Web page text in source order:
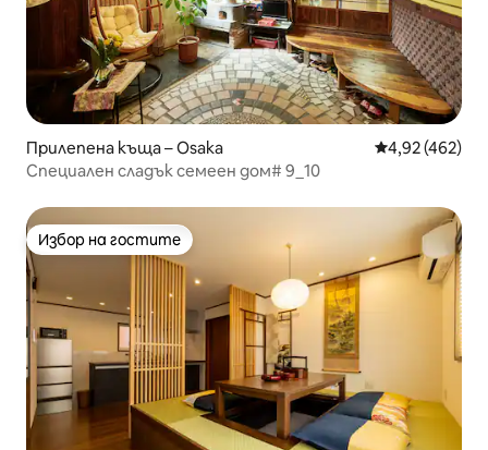
Прилепена къща – Osaka Средна
4,92 (462)
Специален сладък семеен дом# 9_10
Избор на гостите
Избор на гостите